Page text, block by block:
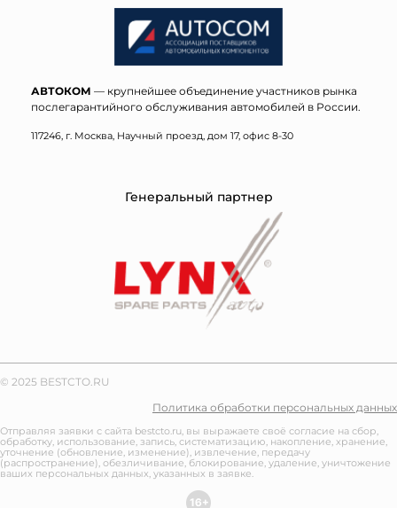
АВТОКОМ — крупнейшее объединение участников рынка
послегарантийного обслуживания автомобилей в России.
117246, г. Москва, Научный проезд, дом 17, офис 8-30
Генеральный партнер
© 2025 BESTCTO.RU
Политика обработки персональных данных
Отправляя заявки с сайта bestcto.ru, вы выражаете своё согласие на сбор,
обработку, использование, запись, систематизацию, накопление, хранение,
уточнение (обновление, изменение), извлечение, передачу
(распространение), обезличивание, блокирование, удаление, уничтожение
ваших персональных данных, указанных в заявке.